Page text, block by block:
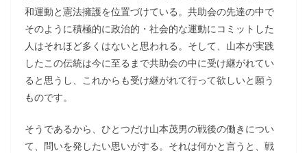
和運動と憲法擁護を位置づけている。共助会の先達の中で
そのように積極的に政治的・社会的な運動にコミットした
人はそれほど多くはないと思われる。そして、山本が実践
したこの伝統は今に至るまで共助会の中に受け継がれてい
ると思うし、これからも受け継がれて行って欲しいと願う
ものです。
そうであるから、ひとつだけ山本茂男の戦後の働きについ
て、問いを発したい思いがする。それは何かと言うと、戦